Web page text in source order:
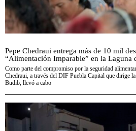
Pepe Chedraui entrega más de 10 mil
“Alimentación Imparable” en la Laguna
Como parte del compromiso por la seguridad
Chedraui, a través del DIF Puebla Capital que dirige
Budib, llevó a cabo